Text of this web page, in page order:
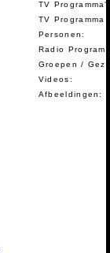
TV
TV Programma
Personen:
Radio
Groepen /
Videos:
Afbeeldingen: